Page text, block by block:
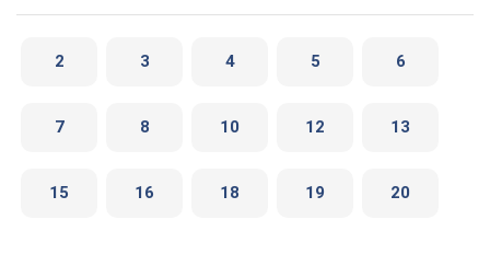
2 3 4 5 6
7 8 10 12 13
15 16 18 19 20